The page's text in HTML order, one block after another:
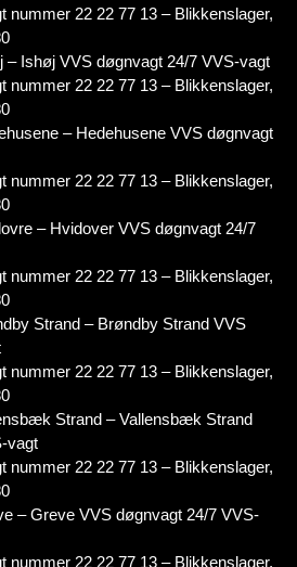
nummer 22 22 77 13 – Blikkenslager,
– Ishøj VVS døgnvagt 24/7 VVS-vagt
nummer 22 22 77 13 – Blikkenslager,
– Hedehusene VVS døgnvagt
nummer 22 22 77 13 – Blikkenslager,
– Hvidover VVS døgnvagt 24/7
nummer 22 22 77 13 – Blikkenslager,
Strand – Brøndby Strand VVS
nummer 22 22 77 13 – Blikkenslager,
Strand – Vallensbæk Strand
vagt
nummer 22 22 77 13 – Blikkenslager,
– Greve VVS døgnvagt 24/7 VVS-
nummer 22 22 77 13 – Blikkenslager,